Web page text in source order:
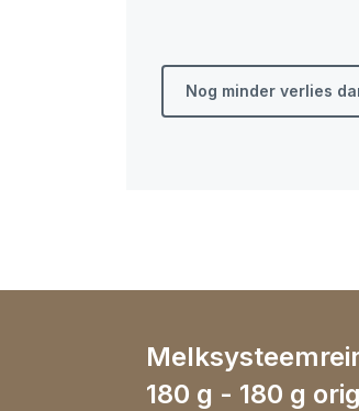
Nog minder verlies
180 g - 180 g